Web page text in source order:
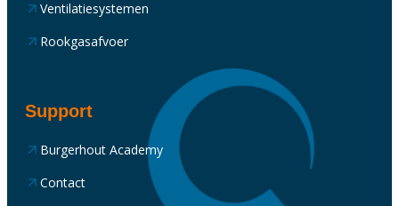
Ventilatiesystemen
Rookgasafvoer
Support
Burgerhout Academy
Contact